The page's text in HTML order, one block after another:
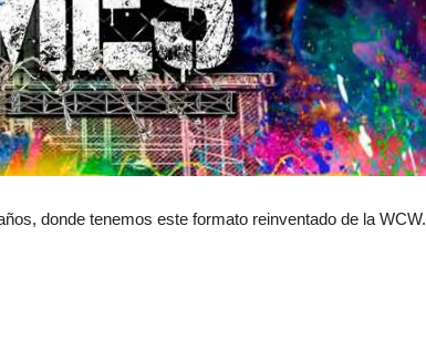
donde tenemos este formato reinventado de la WCW.